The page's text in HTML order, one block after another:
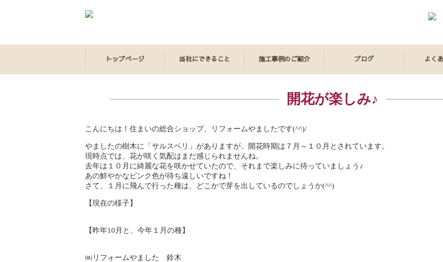
トップページ 当社にできること 施工事例のご紹介 ブログ よく
開花が楽しみ♪
こんにちは！住まいの総合ショップ、リフォームやましたです(^^)/
やましたの樹木に「サルスベリ」がありますが、開花時期は７月～１０月とされています。
現時点では、花が咲く気配はまだ感じられませんね。
去年は１０月に綺麗な花を咲かせていたので、それまで楽しみに待っていましょう♪
あの鮮やかなピンク色が待ち遠しいですね！
さて、１月に飛んで行った種は、どこかで芽を出しているのでしょうか(^^)
【現在の様子】
【昨年10月と、今年１月の種】
㈱リフォームやました 鈴木